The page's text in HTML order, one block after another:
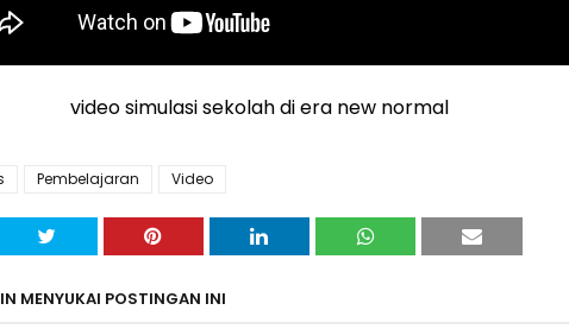
video simulasi sekolah di era new normal
Pembelajaran Video
MENYUKAI POSTINGAN INI